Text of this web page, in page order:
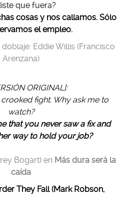
que fuera?
cosas y nos callamos. Sólo
el empleo.
Eddie Willis (Francisco
Arenzana)
ORIGINAL]:
fight. Why ask me to
watch?
that you never saw a fix and
way to hold your job?
Bogart) en Más dura será la
caída
They Fall (Mark Robson,